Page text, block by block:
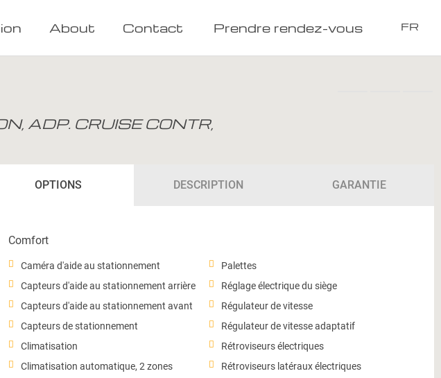
About Contact Prendre rendez-vous FR
ADP. CRUISE CONTR,
OPTIONS DESCRIPTION GARANTIE
Comfort
Caméra d'aide au stationnement
Capteurs d'aide au stationnement arrière
Capteurs d'aide au stationnement avant
Capteurs de stationnement
Climatisation
Climatisation automatique, 2 zones
Palettes
Réglage électrique du siège
Régulateur de vitesse
Régulateur de vitesse adaptatif
Rétroviseurs électriques
Rétroviseurs latéraux électriques